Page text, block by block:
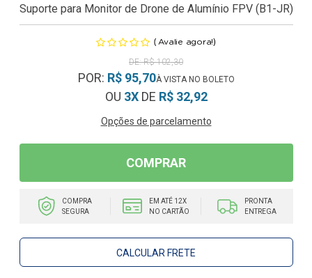
Suporte para Monitor de Drone de Alumínio FPV (B1-JR)
(Avalie agora!)
R$ 102,30
POR: R$ 95,70
OU 3XDE R$ 32,92
Opções de parcelamento
COMPRAR
COMPRA
SEGURA
EM ATÉ 12X
NO CARTÃO
PRONTA
ENTREGA
CALCULAR FRETE